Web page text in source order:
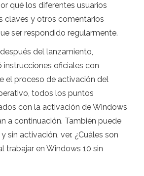
qué los diferentes usuarios
claves y otros comentarios
ser respondido regularmente.
del lanzamiento,
instrucciones oficiales con
el proceso de activación del
todos los puntos
con la activación de Windows
a continuación. También puede
sin activación, ver. ¿Cuáles son
trabajar en Windows 10 sin